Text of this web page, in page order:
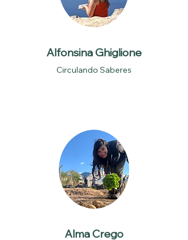
Alfonsina Ghiglione
Circulando Saberes
Alma Crego